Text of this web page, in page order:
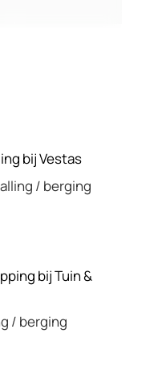
bij Vestas
/ berging
bij Tuin &
/ berging